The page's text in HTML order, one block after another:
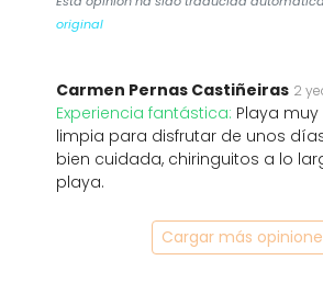
original
Carmen Pernas Castiñeiras 2
Experiencia fantástica: Playa
limpia para disfrutar de unos
bien cuidada, chiringuitos a lo
playa.
Cargar más